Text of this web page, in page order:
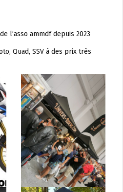
l’asso ammdf depuis 2023
Quad, SSV à des prix très